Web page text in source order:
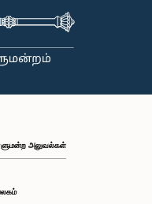
அலுவல்கள்